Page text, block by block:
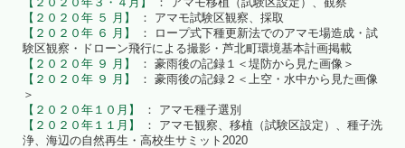
【２０２０年 ５ 月】
： アマモ試験区観察、採取
【２０２０年 ６ 月】
： ロープ式下種更新法でのアマモ場造成・試
験区観察・ドローン飛行による撮影・芦北町環境基本計画掲載
【２０２０年 ９ 月】
： 豪雨後の記録１＜堤防から見た画像＞
【２０２０年 ９ 月】
： 豪雨後の記録２＜上空・水中から見た画像
＞
【２０２０年１０月】
： アマモ種子選別
【２０２０年１１月】
： アマモ観察、移植（試験区設定）、種子洗
浄、海辺の自然再生・高校生サミット2020